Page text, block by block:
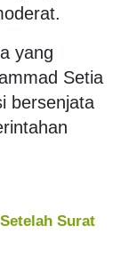
yang
Setia
bersenjata
Surat